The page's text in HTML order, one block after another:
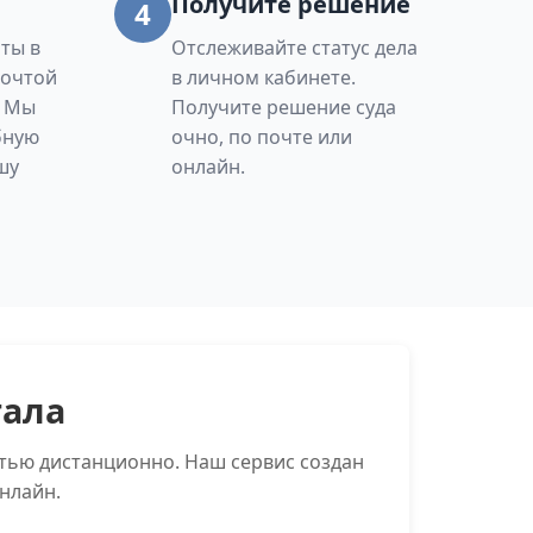
в
Мы
4
Отслеживайте статус дела
в личном кабинете.
Получите решение суда
очно, по почте или
онлайн.
дистанционно. Наш сервис создан